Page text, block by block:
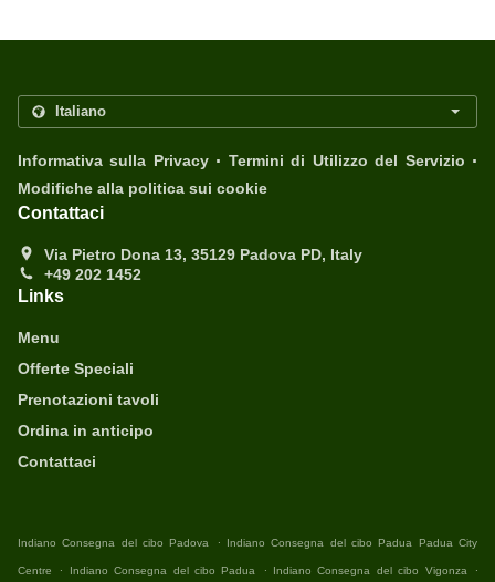
Informativa sulla Privacy . Termini di Utilizzo del Servizio .
Modifiche alla politica sui cookie
Contattaci
Via Pietro Dona 13, 35129 Padova PD, Italy
+49 202 1452
Links
Menu
Offerte Speciali
Prenotazioni tavoli
Ordina in anticipo
Contattaci
Indiano Consegna del cibo Padova . Indiano Consegna del cibo Padua Padua City
Centre . Indiano Consegna del cibo Padua . Indiano Consegna del cibo Vigonza .